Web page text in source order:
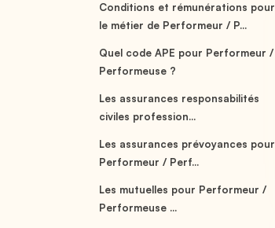
Conditions et rémunérations pour
le métier de Performeur / P...
Quel code APE pour Performeur /
Performeuse ?
Les assurances responsabilités
civiles profession...
Les assurances prévoyances pour
Performeur / Perf...
Les mutuelles pour Performeur /
Performeuse ...